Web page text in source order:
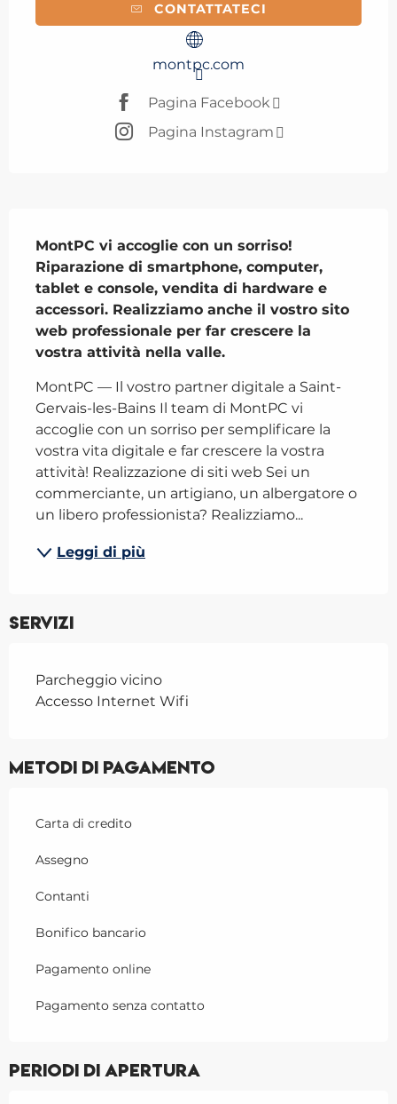
CONTATTATECI
montpc.com
Pagina Facebook
Pagina Instagram
MontPC vi accoglie con un sorriso!
Riparazione di smartphone, computer,
tablet e console, vendita di hardware e
accessori. Realizziamo anche il vostro sito
web professionale per far crescere la
vostra attività nella valle.
MontPC — Il vostro partner digitale a Saint-
Gervais-les-Bains Il team di MontPC vi
accoglie con un sorriso per semplificare la
vostra vita digitale e far crescere la vostra
attività! Realizzazione di siti web Sei un
commerciante, un artigiano, un albergatore o
un libero professionista? Realizziamo...
Leggi di più
Servizi
Parcheggio vicino
Accesso Internet Wifi
Metodi di pagamento
Carta di credito
Assegno
Contanti
Bonifico bancario
Pagamento online
Pagamento senza contatto
Periodi di apertura